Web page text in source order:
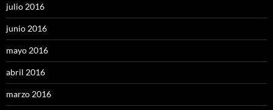
julio 2016
junio 2016
mayo 2016
abril 2016
marzo 2016